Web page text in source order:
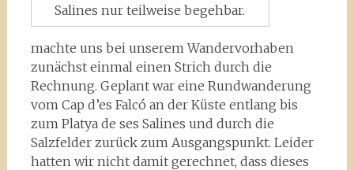
Salines nur teilweise begehbar.
machte uns bei unserem Wandervorhaben
zunächst einmal einen Strich durch die
Rechnung. Geplant war eine Rundwanderung
vom Cap d’es Falcó an der Küste entlang bis
zum Platya de ses Salines und durch die
Salzfelder zurück zum Ausgangspunkt. Leider
hatten wir nicht damit gerechnet, dass dieses